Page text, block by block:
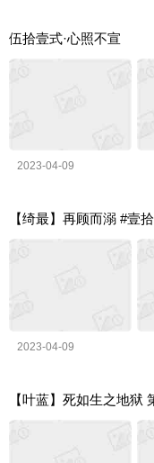
伍拾壹式·心照不宣
2023-04-09
【绮最】再顾而溺 #壹
2023-04-09
【叶蓝】死如生之地狱